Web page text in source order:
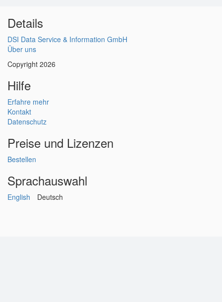
Details
DSI Data Service & Information GmbH
Über uns
Copyright 2026
Hilfe
Erfahre mehr
Kontakt
Datenschutz
Preise und Lizenzen
Bestellen
Sprachauswahl
English Deutsch